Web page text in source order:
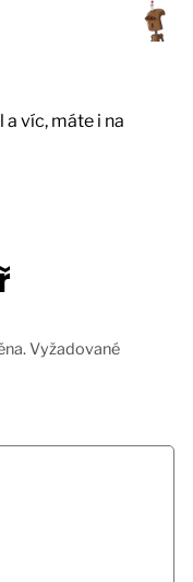
víc, máte i na
Vyžadované